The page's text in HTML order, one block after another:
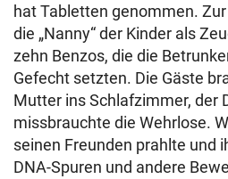
hat Tabletten genommen.
die „Nanny“ der Kinder als
zehn Benzos, die die
Gefecht setzten. Die Gäste
Mutter ins Schlafzimmer, der
missbrauchte die Wehrlose.
seinen Freunden prahlte und
DNA-Spuren und andere